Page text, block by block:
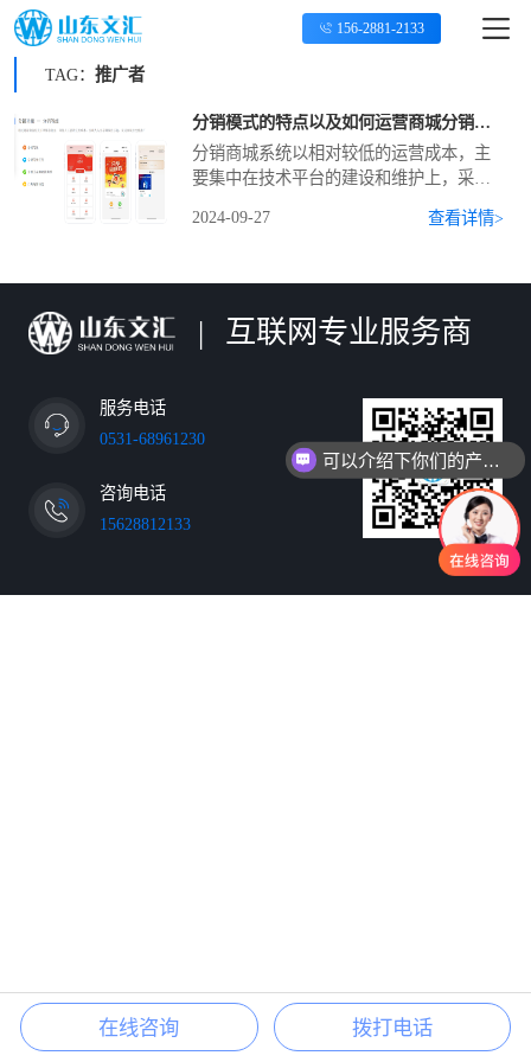
156-2881-2133
TAG： 推广者
分销模式的特点以及如何运营商城分销模式
分销商城系统以相对较低的运营成本，主
要集中在技术平台的建设和维护上，采用
活的设置分销的模式分销模式主要特点是
2024-09-27 查看详情>
| 互联网专业服务商
服务电话
0531-68961230
咨询电话
15628812133
在线咨询 拨打电话